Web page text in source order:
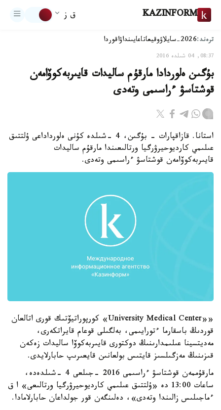
KAZINFORM ق ز
ترەند:2026-سايلاۋ وقيعاتاعايىنداۋاقوردا
08:37, 04 شىلدە 2016
بۇگىن ەلوردادا مارقۇم ساليدات قايىربەكوۆامەن
قوشتاسۋ ءراسىمى وتەدى
استانا. قازاقپارات - بۇگىن، 4 -شىلدە كۇنى ەلورداداعى ۇلتتىق
عىلىمي كارديوحيرۋرگيا ورتالىعىندا مارقۇم ساليدات
قايىربەكوۆامەن قوشتاسۋ ءراسىمى وتەدى.
««University Medical Center» كورپوراتيۆتىك قورى اتالعان
قوردىڭ باسقارما ءتورايىمى، بەلگىلى قوعام قايراتكەرى،
مەديتسينا عىلىمدارىنىڭ دوكتورى قايىربەكوۆا ساليدات زەكەن
قىزىنىڭ مەزگىلسىز قايتىس بولعانىن قايعىرىپ حابارلايدى.
مارقۇممەن قوشتاسۋ ءراسىمى 2016 -جىلعى 4 -شىلدەدە،
ساعات 13:00 دە «ۇلتتىق عىلىمي كارديوحيرۋرگيا ورتالىعى» ا ق
ءماجىلىس زالىندا وتەدى»، دەلىنگەن قور جولداعان حابارلامادا.